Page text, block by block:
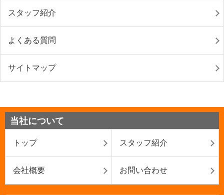
スタッフ紹介
よくある質問
サイトマップ
当社について
トップ スタッフ紹介
会社概要 お問い合わせ